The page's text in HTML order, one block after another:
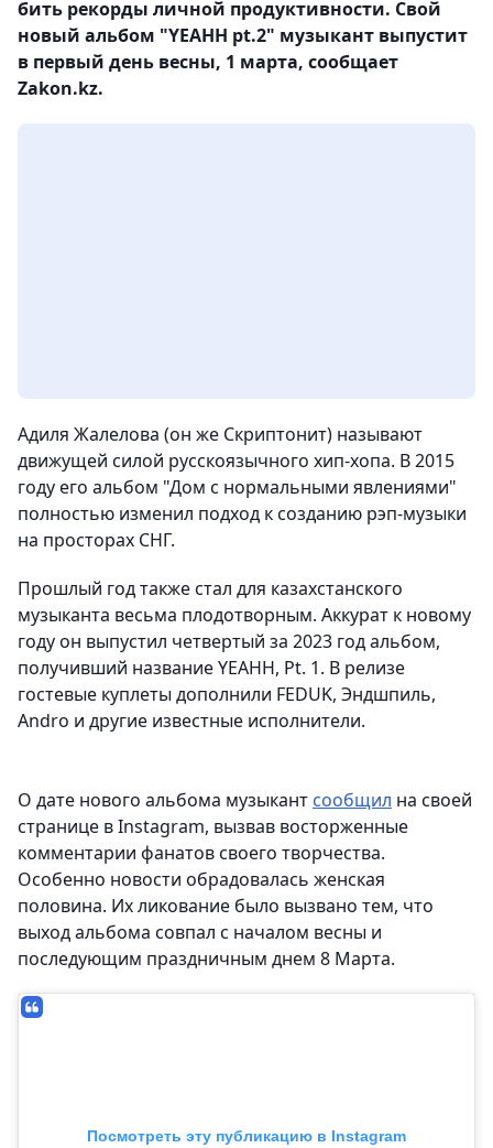
бить рекорды личной продуктивности. Свой
новый альбом "YEAHH pt.2" музыкант выпустит
в первый день весны, 1 марта, сообщает
Zakon.kz.
Адиля Жалелова (он же Скриптонит) называют
движущей силой русскоязычного хип-хопа. В 2015
году его альбом "Дом с нормальными явлениями"
полностью изменил подход к созданию рэп-музыки
на просторах СНГ.
Прошлый год также стал для казахстанского
музыканта весьма плодотворным. Аккурат к новому
году он выпустил четвертый за 2023 год альбом,
получивший название YEAHH, Pt. 1. В релизе
гостевые куплеты дополнили FEDUK, Эндшпиль,
Andro и другие известные исполнители.
О дате нового альбома музыкант сообщил на своей
странице в Instagram, вызвав восторженные
комментарии фанатов своего творчества.
Особенно новости обрадовалась женская
половина. Их ликование было вызвано тем, что
выход альбома совпал с началом весны и
последующим праздничным днем 8 Марта.
Посмотреть эту публикацию в Instagram